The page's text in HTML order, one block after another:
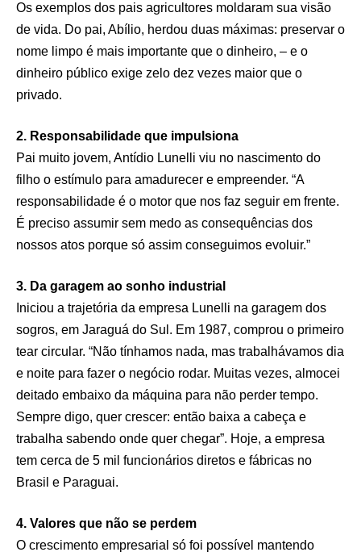
Os exemplos dos pais agricultores moldaram sua visão
de vida. Do pai, Abílio, herdou duas máximas: preservar o
nome limpo é mais importante que o dinheiro, – e o
dinheiro público exige zelo dez vezes maior que o
privado.
2. Responsabilidade que impulsiona
Pai muito jovem, Antídio Lunelli viu no nascimento do
filho o estímulo para amadurecer e empreender. “A
responsabilidade é o motor que nos faz seguir em frente.
É preciso assumir sem medo as consequências dos
nossos atos porque só assim conseguimos evoluir.”
3. Da garagem ao sonho industrial
Iniciou a trajetória da empresa Lunelli na garagem dos
sogros, em Jaraguá do Sul. Em 1987, comprou o primeiro
tear circular. “Não tínhamos nada, mas trabalhávamos dia
e noite para fazer o negócio rodar. Muitas vezes, almocei
deitado embaixo da máquina para não perder tempo.
Sempre digo, quer crescer: então baixa a cabeça e
trabalha sabendo onde quer chegar”. Hoje, a empresa
tem cerca de 5 mil funcionários diretos e fábricas no
Brasil e Paraguai.
4. Valores que não se perdem
O crescimento empresarial só foi possível mantendo